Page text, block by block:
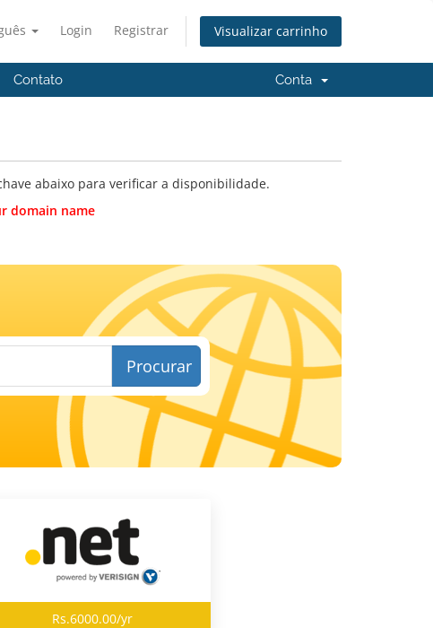
Login Registrar Visualizar carrinho
Contato Conta
abaixo para verificar a disponibilidade.
domain name
Procurar
Rs.6000.00/yr